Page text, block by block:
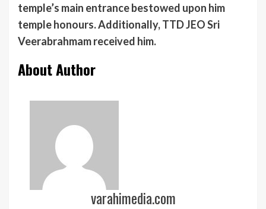
temple’s main entrance bestowed upon him
temple honours. Additionally, TTD JEO Sri
Veerabrahmam received him.
About Author
varahimedia.com